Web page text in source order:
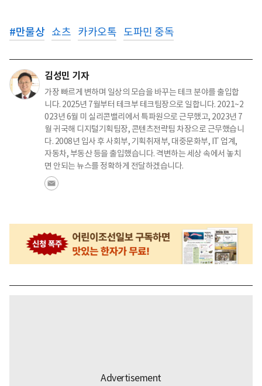
#만물상 쇼츠 카카오톡 도파민 중독
김성민 기자
가장 빠르게 변하며 일상의 모습을 바꾸는 테크 분야를 출입합
니다. 2025년 7월부터 테크부 테크팀장으로 일합니다. 2021~2
023년 6월 미 실리콘밸리에서 특파원으로 근무했고, 2023년 7
월 귀국해 디지털기획팀장, 콘텐츠전략팀 차장으로 근무했습니
다. 2008년 입사 후 사회부, 기획취재부, 대중문화부, IT 업계,
자동차, 부동산 등을 출입했습니다. 격변하는 세상 속에서 놓치
면 안되는 뉴스를 정확하게 전달하겠습니다.